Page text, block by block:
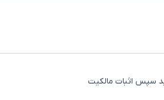
سپس اثبات مالکیت